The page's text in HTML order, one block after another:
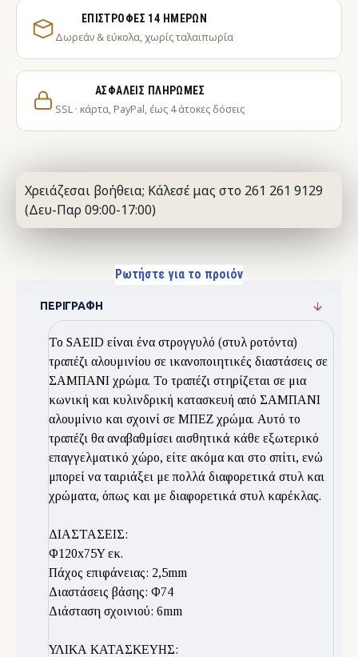
ΕΠΙΣΤΡΟΦΈΣ 14 ΗΜΕΡΏΝ
Δωρεάν & εύκολα, χωρίς ταλαιπωρία
ΑΣΦΑΛΕΊΣ ΠΛΗΡΩΜΈΣ
SSL · κάρτα, PayPal, έως 4 άτοκες δόσεις
Χρειάζεσαι βοήθεια; Κάλεσέ μας στο 261 261 9129
(Δευ-Παρ 09:00-17:00)
Ρωτήστε για το προιόν
ΠΕΡΙΓΡΑΦΉ
Το SAEID είναι ένα στρογγυλό (στυλ ροτόντα)
τραπέζι αλουμινίου σε ικανοποιητικές διαστάσεις σε
ΣΑΜΠΑΝΙ χρώμα. Το τραπέζι στηρίζεται σε μια
κωνική και κυλινδρική κατασκευή από ΣΑΜΠΑΝΙ
αλουμίνιο και σχοινί σε ΜΠΕΖ χρώμα. Αυτό το
τραπέζι θα αναβαθμίσει αισθητικά κάθε εξωτερικό
επαγγελματικό χώρο, είτε ακόμα και στο σπίτι, ενώ
μπορεί να ταιριάξει με πολλά διαφορετικά στυλ και
χρώματα, όπως και με διαφορετικά στυλ καρέκλας.
ΔΙΑΣΤΑΣΕΙΣ:
Φ120x75Y εκ.
Πάχος επιφάνειας: 2,5mm
Διαστάσεις βάσης: Φ74
Διάσταση σχοινιού: 6mm
ΥΛΙΚΑ ΚΑΤΑΣΚΕΥΗΣ: